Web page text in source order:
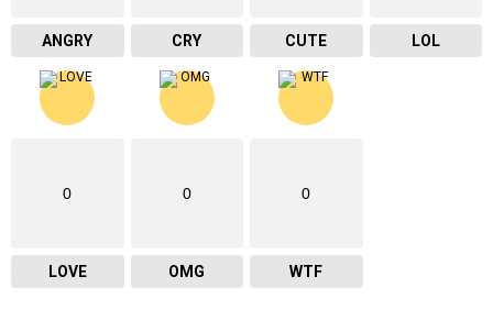
ANGRY CRY CUTE LOL
0
LOVE
0
OMG
0
WTF